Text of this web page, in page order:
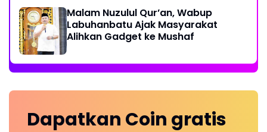
Malam Nuzulul Qur’an, Wabup
Labuhanbatu Ajak Masyarakat
Alihkan Gadget ke Mushaf
Dapatkan Coin gratis